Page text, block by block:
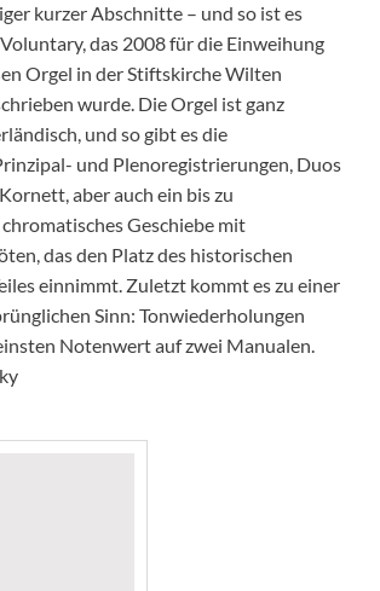
kurzer Abschnitte – und so ist es
das 2008 für die Einweihung
Orgel in der Stiftskirche Wilten
wurde. Die Orgel ist ganz
und so gibt es die
und Plenoregistrierungen, Duos
aber auch ein bis zu
Geschiebe mit
das den Platz des historischen
einnimmt. Zuletzt kommt es zu einer
Sinn: Tonwiederholungen
Notenwert auf zwei Manualen.